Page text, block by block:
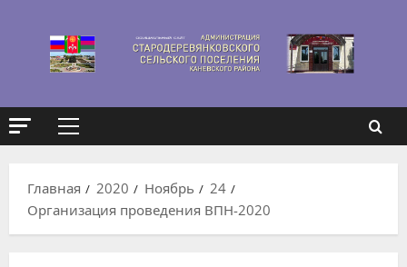
содержимому
Основное
Главная
2020 Ноябрь
24
Организация проведения ВПН-2020